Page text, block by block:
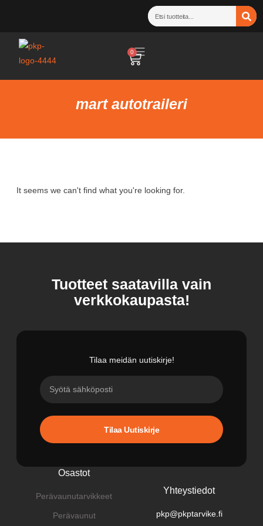
0
mart autotraileri
It seems we can't find what you're looking for.
Tuotteet saatavilla vain
verkkokaupasta!
Tilaa meidän uutiskirje!
Tilaa Uutiskirje
Osastot
Perävaunutarvikkeet
Perävaunut
Yhteystiedot
pkp@pkptarvike.fi